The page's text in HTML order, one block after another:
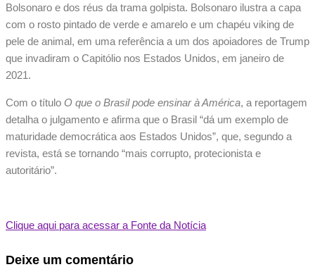
Bolsonaro e dos réus da trama golpista. Bolsonaro ilustra a capa
com o rosto pintado de verde e amarelo e um chapéu viking de
pele de animal, em uma referência a um dos apoiadores de Trump
que invadiram o Capitólio nos Estados Unidos, em janeiro de
2021.
Com o título O que o Brasil pode ensinar à América, a reportagem
detalha o julgamento e afirma que o Brasil “dá um exemplo de
maturidade democrática aos Estados Unidos”, que, segundo a
revista, está se tornando “mais corrupto, protecionista e
autoritário”.
Clique aqui para acessar a Fonte da Notícia
Deixe um comentário